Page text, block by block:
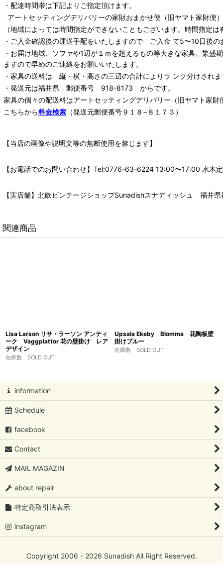
・配達時間帯は下記よりご指定頂けます。
アートセッティングデリバリーの家財おまかせ便 （旧ヤマト家財便
（地域によっては時間指定ができないこともございます。時間指定
・ご入金確認後の運送手配をいたしますので ご入金 て5〜10日後の
・お届け地域、ソファや1辺が１ｍを超えるもの等大きな家具、繁
ますので早めのご連絡をお願いいたします。
・家具の送料は 縦・横・高さの三辺の合計によりラ ンク分けされま
・発送元は福井県 郵便番号 918-8173 からです。
家具の個々の配送料はアートセッティングデリバリー （旧ヤマト家財
こちらから料金検索 （発送元郵便番号９１８−８１７３）
【当店の画像や説明文等の無断使用を禁じます】
【お電話でのお問い合わせ】Tel:0776-63-6224 13:00〜17:00 水木
【実店舗】北欧ビンテージショップSunadishスナディッシュ 福井
関連商品
Lisa Larson リサ・ラーソン アンティ
ーク Vaggplattor 花の壁掛け レア
デザイン
在庫数 SOLD OUT
Upsala Ekeby Blomma 花陶板壁
掛けブルー
在庫数 SOLD OUT
information
Schedule
facebook
Contact
MAIL MAGAZIN
about repair
特定商取引法表示
instagram
Copyright 2006 - 2026 Sunadish All Right Reserved.